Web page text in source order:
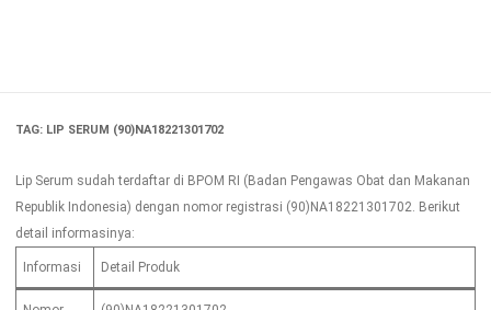
TAG: LIP SERUM (90)NA18221301702
Lip Serum sudah terdaftar di BPOM RI (Badan Pengawas Obat dan Makanan
Republik Indonesia) dengan nomor registrasi (90)NA18221301702. Berikut
detail informasinya:
Informasi Detail Produk